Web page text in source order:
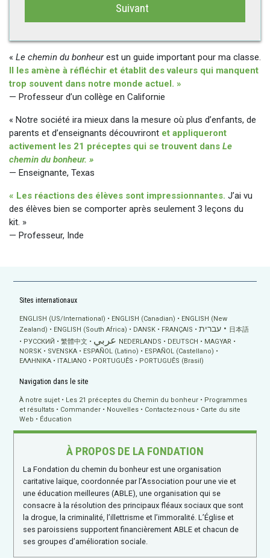
Suivant
« Le chemin du bonheurest un guide important pour ma classe.
Il les amène à réfléchir et établit des valeurs qui manquent
trop souvent dans notre monde actuel. »
— Professeur d’un collège en Californie
« Notre société ira mieux dans la mesure où plus d’enfants, de
parents et d’enseignants découvriront et appliqueront
activement les 21 préceptes qui se trouvent dans Le
chemin du bonheur. »
— Enseignante, Texas
« Les réactions des élèves sont impressionnantes. J’ai vu
des élèves bien se comporter après seulement 3 leçons du
kit. »
— Professeur, Inde
Sites internationaux
ENGLISH (US/International) ENGLISH (Canadian)
ENGLISH (New
Zealand)
ENGLISH (South Africa) DANSK FRANÇAIS עברית
日本語
РУССКИЙ
繁體中文 عربي NEDERLANDS DEUTSCH
MAGYAR
NORSK
SVENSKA ESPAÑOL (Latino)
ESPAÑOL (Castellano)
ΕΛΛΗΝΙΚA
ITALIANO PORTUGUÊS PORTUGUÊS (Brasil)
Navigation dans le site
À notre sujet Les 21 préceptes du Chemin du bonheur
Programmes
et résultats
Commander Nouvelles Contactez-nous
Carte du site
Web
Éducation
À PROPOS DE LA FONDATION
La Fondation du chemin du bonheur est une organisation
caritative laïque, coordonnée par l’Association pour une vie et
une éducation meilleures (ABLE), une organisation qui se
consacre à la résolution des principaux fléaux sociaux que sont
la drogue, la criminalité, l’illettrisme et l’immoralité. L’Église et
ses paroissiens supportent financièrement ABLE et chacun de
ses groupes d’amélioration sociale.